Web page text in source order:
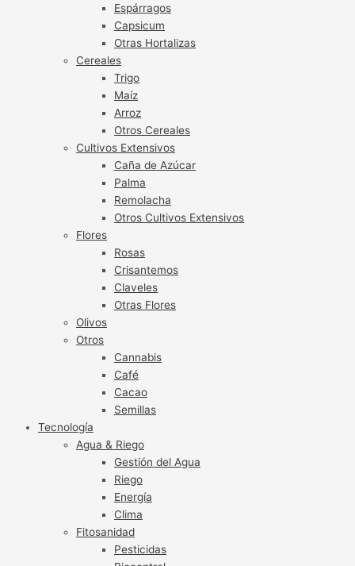
Espárragos
Capsicum
Otras Hortalizas
Cereales
Trigo
Maíz
Arroz
Otros Cereales
Cultivos Extensivos
Caña de Azúcar
Palma
Remolacha
Otros Cultivos Extensivos
Flores
Rosas
Crisantemos
Claveles
Otras Flores
Olivos
Otros
Cannabis
Café
Cacao
Semillas
Tecnología
Agua & Riego
Gestión del Agua
Riego
Energía
Clima
Fitosanidad
Pesticidas